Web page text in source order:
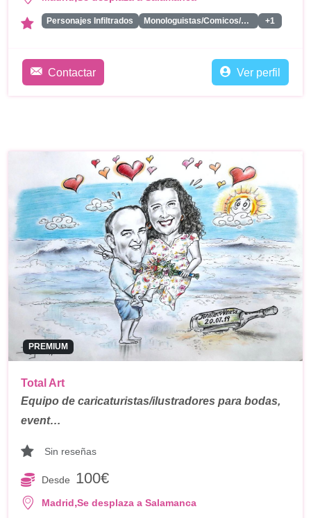
Personajes Infiltrados Monologuistas/Comicos/Humoristas +1
Contactar Ver perfil
PREMIUM
Total Art
Equipo de caricaturistas/ilustradores para bodas,
event…
Sin reseñas
Desde 100€
Madrid,Se desplaza a Salamanca